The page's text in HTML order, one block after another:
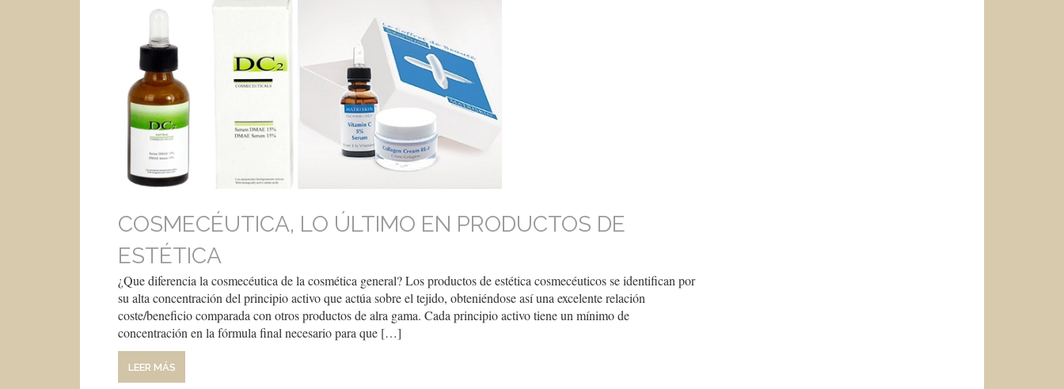
COSMECÉUTICA, LO ÚLTIMO EN PRODUCTOS DE
ESTÉTICA
¿Que diferencia la cosmecéutica de la cosmética general? Los productos de estética cosmecéuticos se identifican por
su alta concentración del principio activo que actúa sobre el tejido, obteniéndose así una excelente relación
coste/beneficio comparada con otros productos de alra gama. Cada principio activo tiene un mínimo de
concentración en la fórmula final necesario para que […]
LEER MÁS